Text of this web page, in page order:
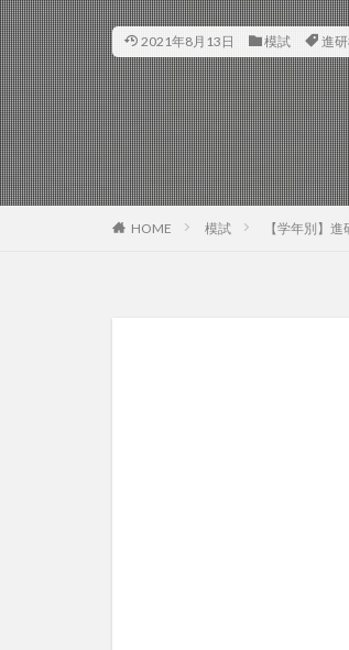
2021年8月13日 模試 進
HOME 模試 【学年別】